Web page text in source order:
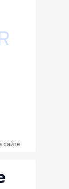
сайте